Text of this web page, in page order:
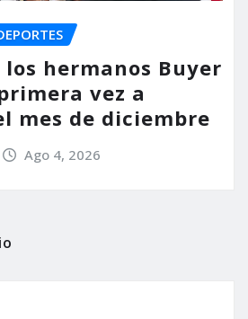
los hermanos Buyer
vez a
mes de diciembre
Ago 4, 2026